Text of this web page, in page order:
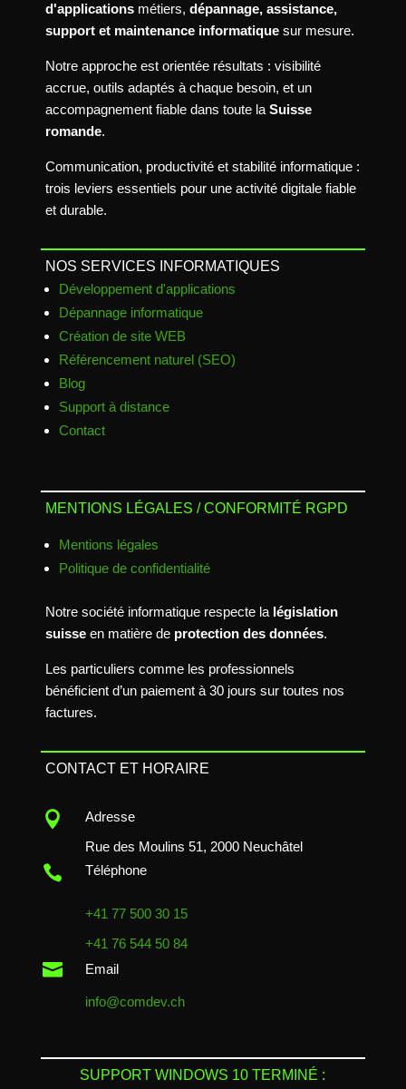
d'applicationsmétiers, dépannage, assistance,
support et maintenance informatiquesur mesure.
Notre approche est orientée résultats : visibilité
accrue, outils adaptés à chaque besoin, et un
accompagnement fiable dans toute la Suisse
romande.
Communication, productivité et stabilité informatique :
trois leviers essentiels pour une activité digitale fiable
et durable.
NOS SERVICES INFORMATIQUES
Développement d'applications
Dépannage informatique
Création de site WEB
Référencement naturel (SEO)
Blog
Support à distance
Contact
MENTIONS LÉGALES / CONFORMITÉ RGPD
Mentions légales
Politique de confidentialité
Notre société informatique respecte la législation
suisseen matière de protection des données.
Les particuliers comme les professionnels
bénéficient d’un paiement à 30 jours sur toutes nos
factures.
CONTACT ET HORAIRE

Adresse
Rue des Moulins 51, 2000 Neuchâtel
 Téléphone
+41 77 500 30 15
+41 76 544 50 84
 Email
info@comdev.ch
SUPPORT WINDOWS 10 TERMINÉ :